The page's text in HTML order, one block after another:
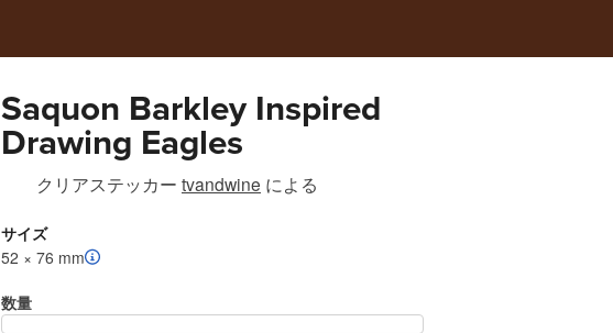
Saquon Barkley Inspired
Drawing Eagles
クリアステッカー tvandwine による
サイズ
52 × 76 mm
数量